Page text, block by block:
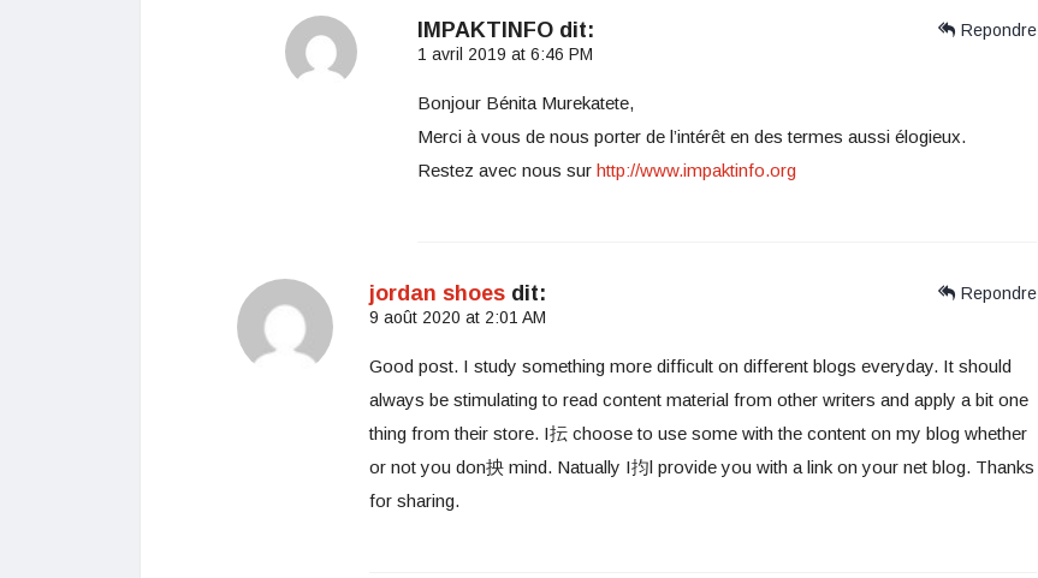
Repondre
IMPAKTINFO dit:
1 avril 2019 at 6:46 PM
Bonjour Bénita Murekatete,
Merci à vous de nous porter de l’intérêt en des termes aussi élogieux.
Restez avec nous sur http://www.impaktinfo.org
Repondre
jordan shoes dit:
9 août 2020 at 2:01 AM
Good post. I study something more difficult on different blogs everyday. It should
always be stimulating to read content material from other writers and apply a bit one
thing from their store. I抎 choose to use some with the content on my blog whether
or not you don抰 mind. Natually I抣l provide you with a link on your net blog. Thanks
for sharing.